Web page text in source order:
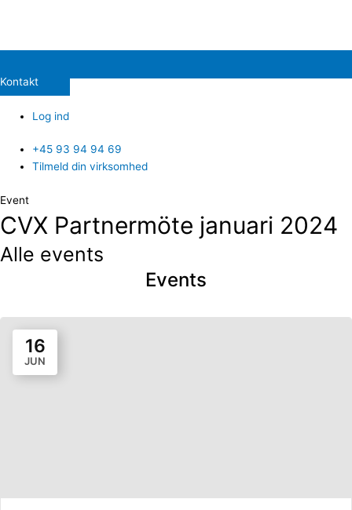
Kontakt
Log ind
+45 93 94 94 69
Tilmeld din virksomhed
Event
CVX Partnermöte januari 2024
Alle events
Events
16
JUN